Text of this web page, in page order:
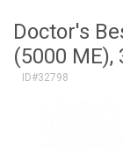
Doctor's
(5000 МЕ),
ID#32798